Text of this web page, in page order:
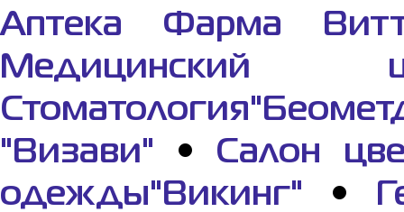
Аптека Фарма
Медицинский
"Визави" • Салон
одежды"Викинг" •